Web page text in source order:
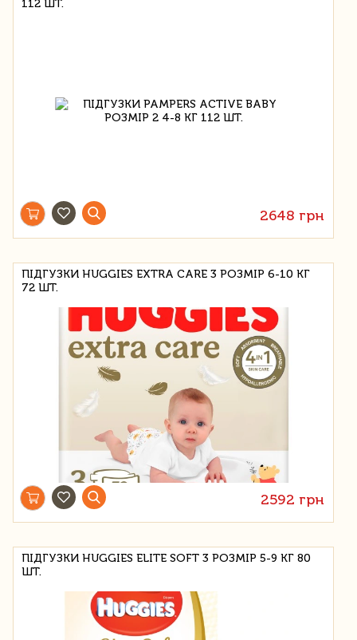
112 ШТ.
2648 грн
ПІДГУЗКИ HUGGIES EXTRA CARE 3 РОЗМІР 6-10 КГ
72 ШТ.
2592 грн
ПІДГУЗКИ HUGGIES ELITE SOFT 3 РОЗМІР 5-9 КГ 80
ШТ.